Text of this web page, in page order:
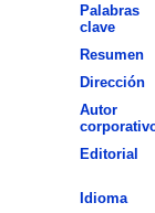
Palabras
clave
Resumen
Dirección
Autor
Editorial
Idioma